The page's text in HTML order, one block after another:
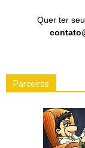
Quer ter
Parceiros